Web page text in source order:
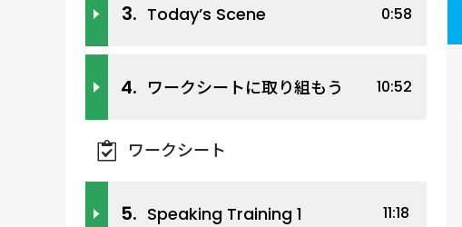
3. Today’s Scene 0:58
4. ワークシートに取り組もう 10:52
ワークシート
5. Speaking Training 1 11:18